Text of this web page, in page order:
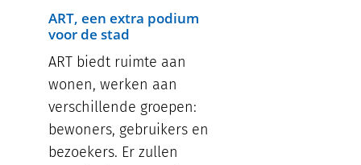
ART, een extra podium
voor de stad
ART biedt ruimte aan
wonen, werken aan
verschillende groepen:
bewoners, gebruikers en
bezoekers. Er zullen